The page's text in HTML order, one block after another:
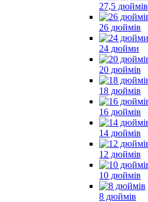
27,5 дюймів
26 дюймів
24 дюйми
20 дюймів
18 дюймів
16 дюймів
14 дюймів
12 дюймів
10 дюймів
8 дюймів